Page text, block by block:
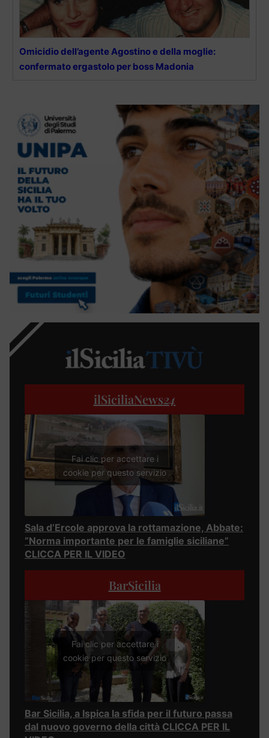
Omicidio dell’agente Agostino e della moglie:
confermato ergastolo per boss Madonia
ilSiciliaNews24
Fai clic per accettare i
cookie per questo servizio
Sala d’Ercole approva la rottamazione, Abbate:
“Norma importante per le famiglie siciliane”
CLICCA PER IL VIDEO
BarSicilia
Fai clic per accettare i
cookie per questo servizio
Bar Sicilia, a Ispica la sfida per il futuro passa
dal nuovo governo della città CLICCA PER IL